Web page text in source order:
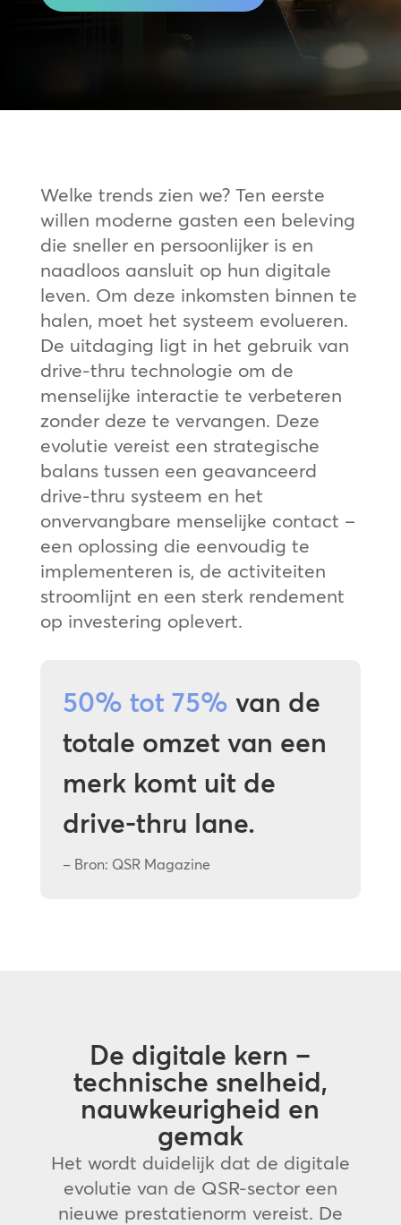
Welke trends zien we? Ten eerste
willen moderne gasten een beleving
die sneller en persoonlijker is en
naadloos aansluit op hun digitale
leven. Om deze inkomsten binnen te
halen, moet het systeem evolueren.
De uitdaging ligt in het gebruik van
drive-thru technologie om de
menselijke interactie te verbeteren
zonder deze te vervangen. Deze
evolutie vereist een strategische
balans tussen een geavanceerd
drive-thru systeem en het
onvervangbare menselijke contact –
een oplossing die eenvoudig te
implementeren is, de activiteiten
stroomlijnt en een sterk rendement
op investering oplevert.
50% tot 75% van de
totale omzet van een
merk komt uit de
drive-thru lane.
– Bron: QSR Magazine
De digitale kern –
technische snelheid,
nauwkeurigheid en
gemak
Het wordt duidelijk dat de digitale
evolutie van de QSR-sector een
nieuwe prestatienorm vereist. De